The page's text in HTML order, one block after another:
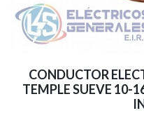
CONDUCTOR
TEMPLE SUEVE